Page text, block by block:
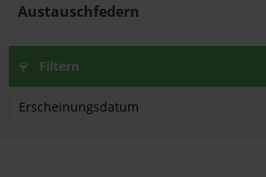
Austauschfedern
Filtern